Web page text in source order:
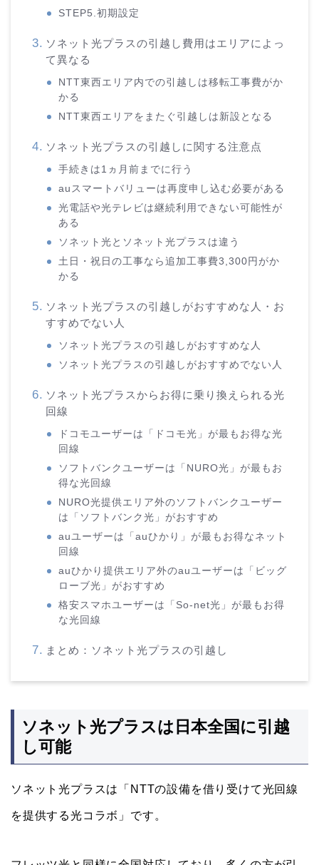
STEP5.初期設定
ソネット光プラスの引越し費用はエリアによっ
て異なる
NTT東西エリア内での引越しは移転工事費がか
かる
NTT東西エリアをまたぐ引越しは新設となる
ソネット光プラスの引越しに関する注意点
手続きは1ヵ月前までに行う
auスマートバリューは再度申し込む必要がある
光電話や光テレビは継続利用できない可能性が
ある
ソネット光とソネット光プラスは違う
土日・祝日の工事なら追加工事費3,300円がか
かる
ソネット光プラスの引越しがおすすめな人・お
すすめでない人
ソネット光プラスの引越しがおすすめな人
ソネット光プラスの引越しがおすすめでない人
ソネット光プラスからお得に乗り換えられる光
回線
ドコモユーザーは「ドコモ光」が最もお得な光
回線
ソフトバンクユーザーは「NURO光」が最もお
得な光回線
NURO光提供エリア外のソフトバンクユーザー
は「ソフトバンク光」がおすすめ
auユーザーは「auひかり」が最もお得なネット
回線
auひかり提供エリア外のauユーザーは「ビッグ
ローブ光」がおすすめ
格安スマホユーザーは「So-net光」が最もお得
な光回線
まとめ：ソネット光プラスの引越し
ソネット光プラスは日本全国に引越
し可能
ソネット光プラスは「NTTの設備を借り受けて光回線
を提供する光コラボ」です。